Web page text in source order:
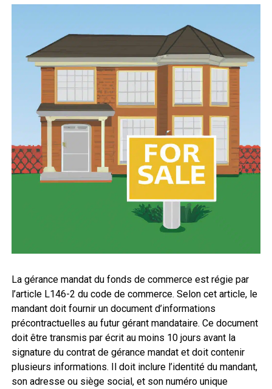
La gérance mandat du fonds de commerce est régie par
l’article L146-2 du code de commerce. Selon cet article, le
mandant doit fournir un document d’informations
précontractuelles au futur gérant mandataire. Ce document
doit être transmis par écrit au moins 10 jours avant la
signature du contrat de gérance mandat et doit contenir
plusieurs informations. Il doit inclure l’identité du mandant,
son adresse ou siège social, et son numéro unique